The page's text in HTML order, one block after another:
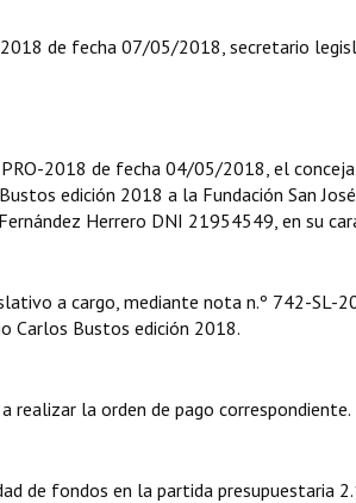
de fecha 07/05/2018, secretario
2018 de fecha 04/05/2018, el
edición 2018 a la Fundación San
Herrero DNI 21954549, en su
a cargo, mediante nota n.º 742-
Carlos Bustos edición 2018.
realizar la orden de pago correspondiente.
de fondos en la partida presupuestaria